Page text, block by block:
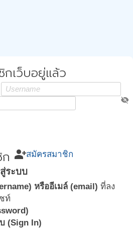
เว็บอยู่แล้ว
visibility_off
person_addสมัครสมาชิก
ระบบ
หรืออีเมล์ (email) ที่ลง
ท์
(Sign In)